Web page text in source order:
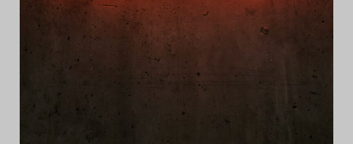
Das Theatertreffen-Blog
2016
Das Theatertreffen-Blog
2017